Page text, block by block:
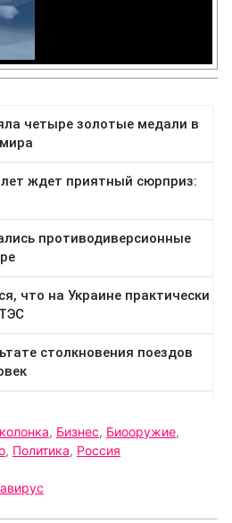
, Бизнес, Биооружие,
, Политика, Россия